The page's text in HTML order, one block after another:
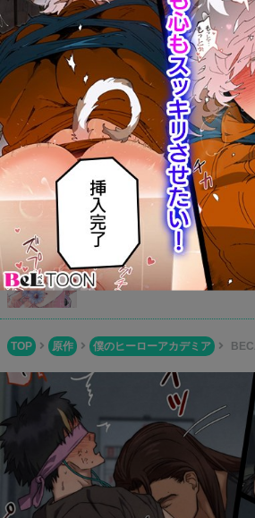
801Books(ヤオイブックス)
毎日何冊も更新されているBL作品
実しているので探したい同人誌が
Boys Books(ボーイズブッ
BL同人誌が簡単に一気読み！1タ
う便利なサイト！
ふじょコミ！
腐女子御用達の新定番サイト！色
BL作品が多数掲載されています！
TOP 原作 僕のヒーローアカデミア